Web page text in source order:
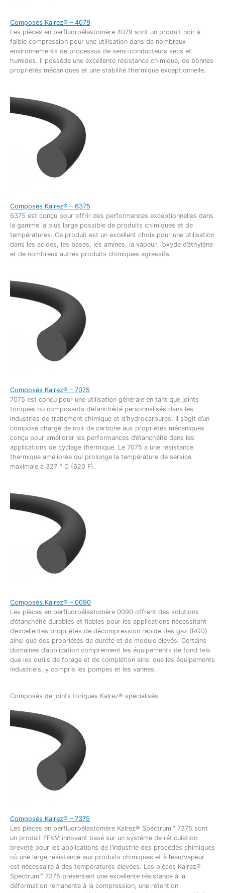
Composés Kalrez® – 4079
Les pièces en perfluoroélastomère 4079 sont un produit noir à
faible compression pour une utilisation dans de nombreux
environnements de processus de semi-conducteurs secs et
humides. Il possède une excellente résistance chimique, de bonnes
propriétés mécaniques et une stabilité thermique exceptionnelle.
Composés Kalrez® – 6375
6375 est conçu pour offrir des performances exceptionnelles dans
la gamme la plus large possible de produits chimiques et de
températures. Ce produit est un excellent choix pour une utilisation
dans les acides, les bases, les amines, la vapeur, l’oxyde d’éthylène
et de nombreux autres produits chimiques agressifs.
Composés Kalrez® – 7075
7075 est conçu pour une utilisation générale en tant que joints
toriques ou composants d’étanchéité personnalisés dans les
industries de traitement chimique et d’hydrocarbures. Il s’agit d’un
composé chargé de noir de carbone aux propriétés mécaniques
conçu pour améliorer les performances d’étanchéité dans les
applications de cyclage thermique. Le 7075 a une résistance
thermique améliorée qui prolonge la température de service
maximale à 327 ° C (620 F).
Composés Kalrez® – 0090
Les pièces en perfluoroélastomère 0090 offrent des solutions
d’étanchéité durables et fiables pour les applications nécessitant
d’excellentes propriétés de décompression rapide des gaz (RGD)
ainsi que des propriétés de dureté et de module élevés. Certains
domaines d’application comprennent les équipements de fond tels
que les outils de forage et de complétion ainsi que les équipements
industriels, y compris les pompes et les vannes.
Composés de joints toriques Kalrez® spécialisés
Composés Kalrez® – 7375
Les pièces en perfluoroélastomère Kalrez® Spectrum™ 7375 sont
un produit FFKM innovant basé sur un système de réticulation
breveté pour les applications de l’industrie des procédés chimiques
où une large résistance aux produits chimiques et à l’eau/vapeur
est nécessaire à des températures élevées. Les pièces Kalrez®
Spectrum™ 7375 présentent une excellente résistance à la
déformation rémanente à la compression, une rétention